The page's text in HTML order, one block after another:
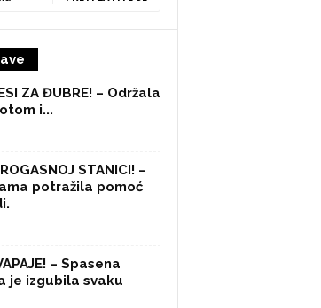
ZA ĐUBRE! – Održala
i...
STANICI! –
potražila pomoć
– Spasena
je izgubila svaku